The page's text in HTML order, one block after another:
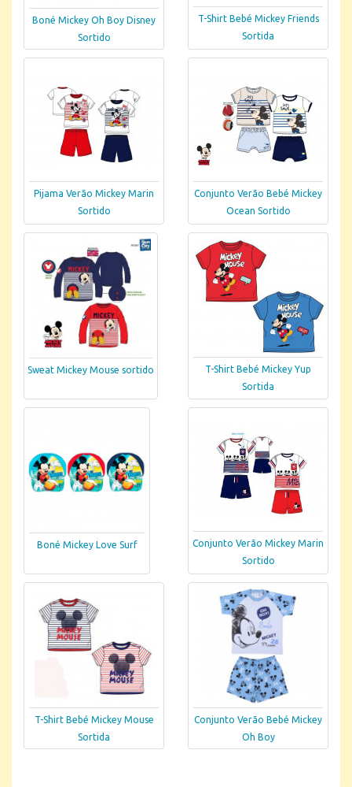
Boné Mickey Oh Boy Disney
Sortido
T-Shirt Bebé Mickey Friends
Sortida
Pijama Verão Mickey Marin
Sortido
Conjunto Verão Bebé Mickey
Ocean Sortido
Sweat Mickey Mouse sortido
T-Shirt Bebé Mickey Yup
Sortida
Boné Mickey Love Surf
Conjunto Verão Mickey Marin
Sortido
T-Shirt Bebé Mickey Mouse
Sortida
Conjunto Verão Bebé Mickey
Oh Boy